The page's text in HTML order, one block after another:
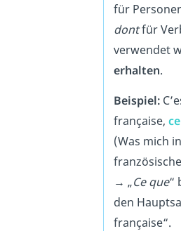
für
dontfür
verwendet
erhalten.
Beispiel:
française,
(Was mich
→ „Ce que“
den
française“.